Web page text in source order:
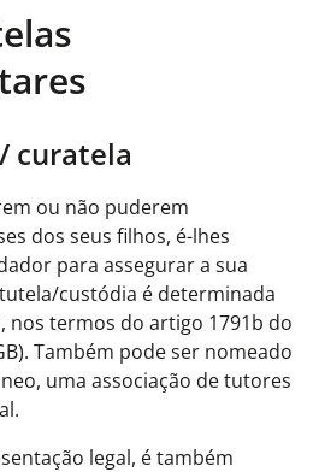
curatela
ou não puderem
dos seus filhos, é-lhes
para assegurar a sua
custódia é determinada
nos termos do artigo 1791b do
Também pode ser nomeado
uma associação de tutores
legal, é também